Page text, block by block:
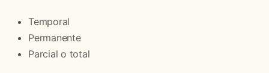
Temporal
Permanente
Parcial o total